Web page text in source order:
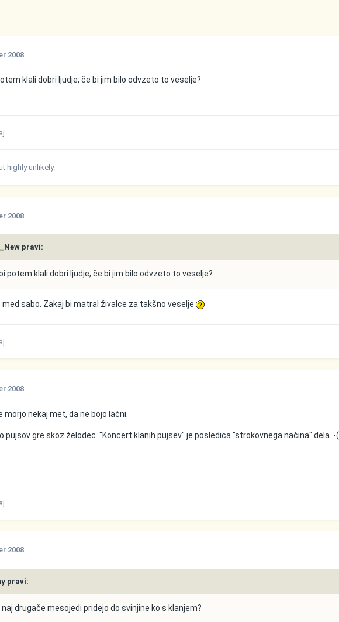
2008
klali dobri ljudje, če bi jim bilo odvzeto to veselje?
highly unlikely.
2008
pravi:
potem klali dobri ljudje, če bi jim bilo odvzeto to veselje?
med sabo. Zakaj bi matral živalce za takšno veselje
2008
morjo nekaj met, da ne bojo lačni.
pujsov gre skoz želodec. "Koncert klanih pujsev" je posledica "strokovnega načina" dela. -(
2008
pravi:
naj drugače mesojedi pridejo do svinjine ko s klanjem?